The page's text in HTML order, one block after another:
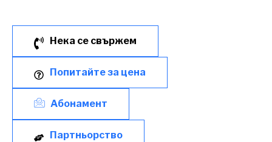
Нека се свържем
Попитайте за цена
Абонамент
Партньорство